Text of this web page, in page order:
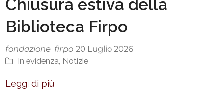
Chiusura estiva della
Biblioteca Firpo
20 Luglio 2026
fondazione_firpo
In evidenza, Notizie
Leggi di più